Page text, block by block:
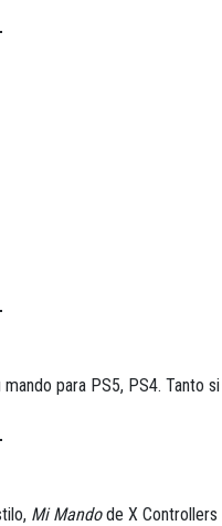
mando para PS5, PS4.
, Mi Mandode X Controllers